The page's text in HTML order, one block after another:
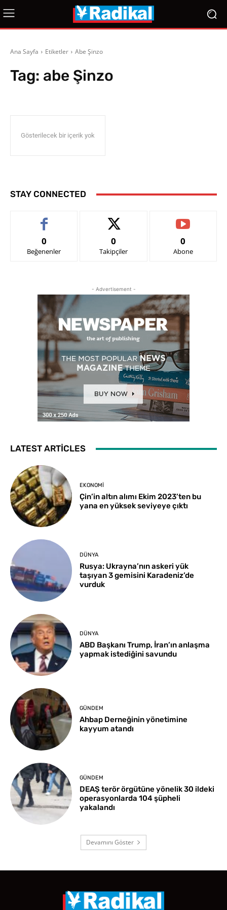
Ana Sayfa Etiketler Abe Şinzo
Tag: abe Şinzo
Gösterilecek bir içerik yok
STAY CONNECTED
0
Beğenenler
0
Takipçiler
0
Abone
- Advertisement -
LATEST ARTICLES
EKONOMI
Çin’in altın alımı Ekim 2023’ten bu
yana en yüksek seviyeye çıktı
DÜNYA
Rusya: Ukrayna’nın askeri yük
taşıyan 3 gemisini Karadeniz’de
vurduk
DÜNYA
ABD Başkanı Trump, İran’ın anlaşma
yapmak istediğini savundu
GÜNDEM
Ahbap Derneğinin yönetimine
kayyum atandı
GÜNDEM
DEAŞ terör örgütüne yönelik 30 ildeki
operasyonlarda 104 şüpheli
yakalandı
Devamını Göster